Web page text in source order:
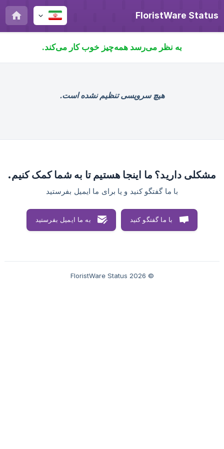
FloristWare Status
به نظر می‌رسد همه‌چیز خوب کار می‌کند.
هیچ سرویسی تنظیم نشده است.
مشکلی دارید؟ ما اینجا هستیم تا به شما کمک کنیم.
با ما گفتگو کنید و یا برای ما ایمیل بفرستید
با ما گفتگو کنید به ما ایمیل بفرستید
© 2026 FloristWare Status